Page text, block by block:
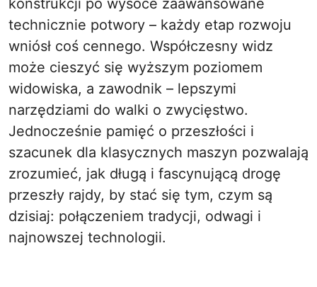
konstrukcji po wysoce zaawansowane
technicznie potwory – każdy etap rozwoju
wniósł coś cennego. Współczesny widz
może cieszyć się wyższym poziomem
widowiska, a zawodnik – lepszymi
narzędziami do walki o zwycięstwo.
Jednocześnie pamięć o przeszłości i
szacunek dla klasycznych maszyn pozwalają
zrozumieć, jak długą i fascynującą drogę
przeszły rajdy, by stać się tym, czym są
dzisiaj: połączeniem tradycji, odwagi i
najnowszej technologii.